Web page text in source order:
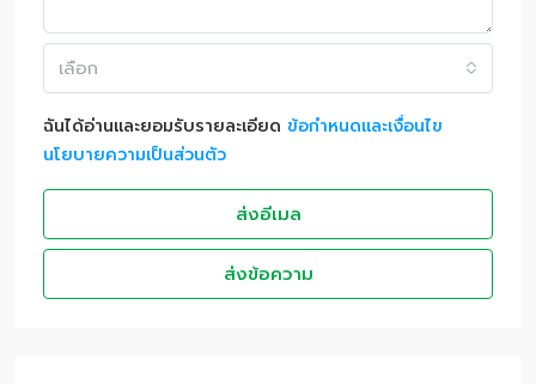
เลือก
ฉันได้อ่านและยอมรับรายละเอียด ข้อกำหนดและเงื่อนไข
นโยบายความเป็นส่วนตัว
ส่งอีเมล
ส่งข้อความ